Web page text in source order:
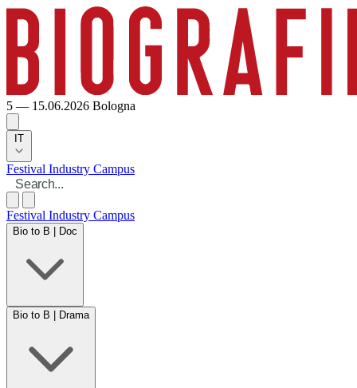
5 — 15.06.2026 Bologna
IT
Festival Industry Campus
Festival Industry Campus
Bio to B | Doc
Bio to B | Drama